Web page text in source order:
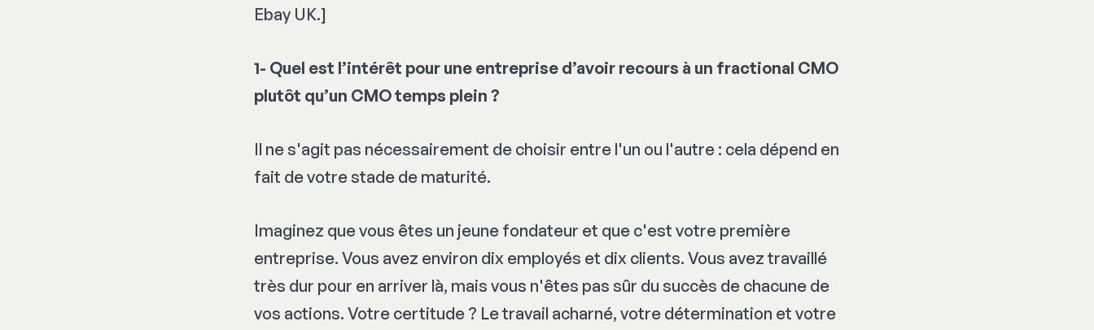
Ebay UK.]
1- Quel est l’intérêt pour une entreprise d’avoir recours à un fractional CMO
plutôt qu’un CMO temps plein ?
Il ne s'agit pas nécessairement de choisir entre l'un ou l'autre : cela dépend en
fait de votre stade de maturité.
Imaginez que vous êtes un jeune fondateur et que c'est votre première
entreprise. Vous avez environ dix employés et dix clients. Vous avez travaillé
très dur pour en arriver là, mais vous n'êtes pas sûr du succès de chacune de
vos actions. Votre certitude ? Le travail acharné, votre détermination et votre